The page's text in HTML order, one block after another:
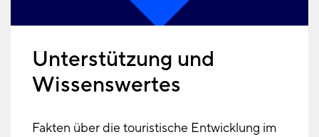
Unterstützung und
Wissenswertes
Fakten über die touristische Entwicklung im